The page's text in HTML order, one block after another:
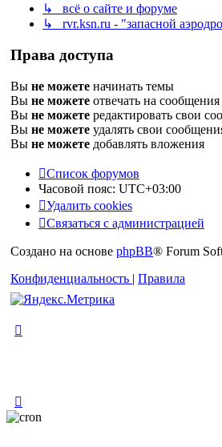
↳ всё о сайте и форуме
↳ rvr.ksn.ru - "запасной
Права доступа
Вы не можете начинать темы
Вы не можете отвечать на сообщения
Вы не можете редактировать свои
Вы не можете удалять свои
Вы не можете добавлять вложения
Список форумов
Часовой пояс: UTC+03:00
Удалить cookies
Связаться с администрацией
Создано на основе phpBB® Forum
Конфиденциальность | Правила